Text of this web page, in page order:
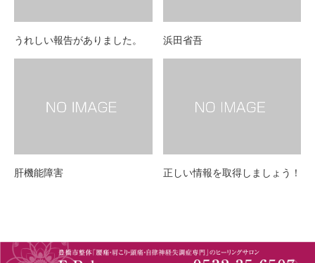
うれしい報告がありました。 浜田省吾
肝機能障害 正しい情報を取得しましょう！